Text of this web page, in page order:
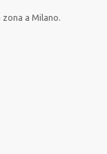
a Milano.